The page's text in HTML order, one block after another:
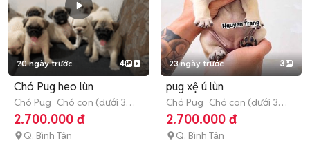
20 ngày trước 4
Chó Pug heo lùn
Chó Pug Chó con (dưới 3
tháng tuổi)
2.700.000 đ
Q. Bình Tân
23 ngày trước 3
pug xệ ú lùn
Chó Pug Chó con (dưới 3
tháng tuổi)
2.700.000 đ
Q. Bình Tân